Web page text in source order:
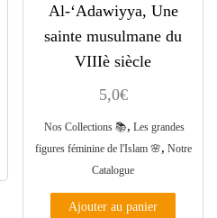
Al-‘Adawiyya, Une
sainte musulmane du
VIIIè siècle
5,0€
Nos Collections 📚, Les grandes
figures féminine de l'Islam 🌸, Notre
Catalogue
Ajouter au panier